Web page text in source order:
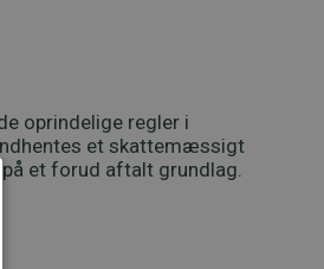
oprindelige regler i
et skattemæssigt
et forud aftalt grundlag.